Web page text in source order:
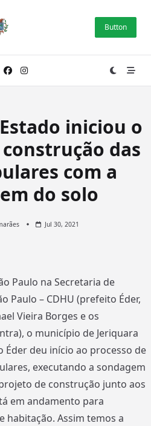
Button
iniciou o
das
com a
do solo
Jul 30, 2021
Paulo na Secretaria de
Paulo – CDHU (prefeito Éder,
Vieira Borges e os
o município de Jeriquara
deu início ao processo de
executando a sondagem
de construção junto aos
em andamento para
habitação. Assim temos a